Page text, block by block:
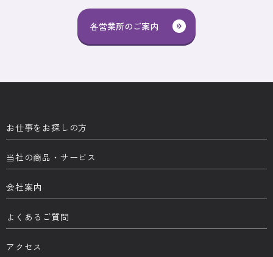
各営業所のご案内
お仕事をお探しの方
当社の商品・サービス
会社案内
よくあるご質問
アクセス